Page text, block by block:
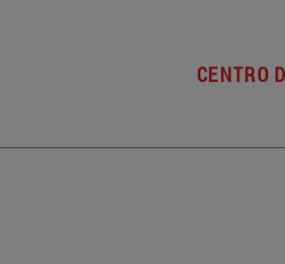
CENTRO